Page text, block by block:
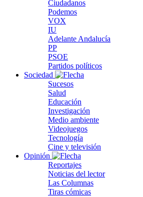
Ciudadanos
Podemos
VOX
IU
Adelante Andalucía
PP
PSOE
Partidos políticos
Sociedad
Sucesos
Salud
Educación
Investigación
Medio ambiente
Videojuegos
Tecnología
Cine y televisión
Opinión
Reportajes
Noticias del lector
Las Columnas
Tiras cómicas